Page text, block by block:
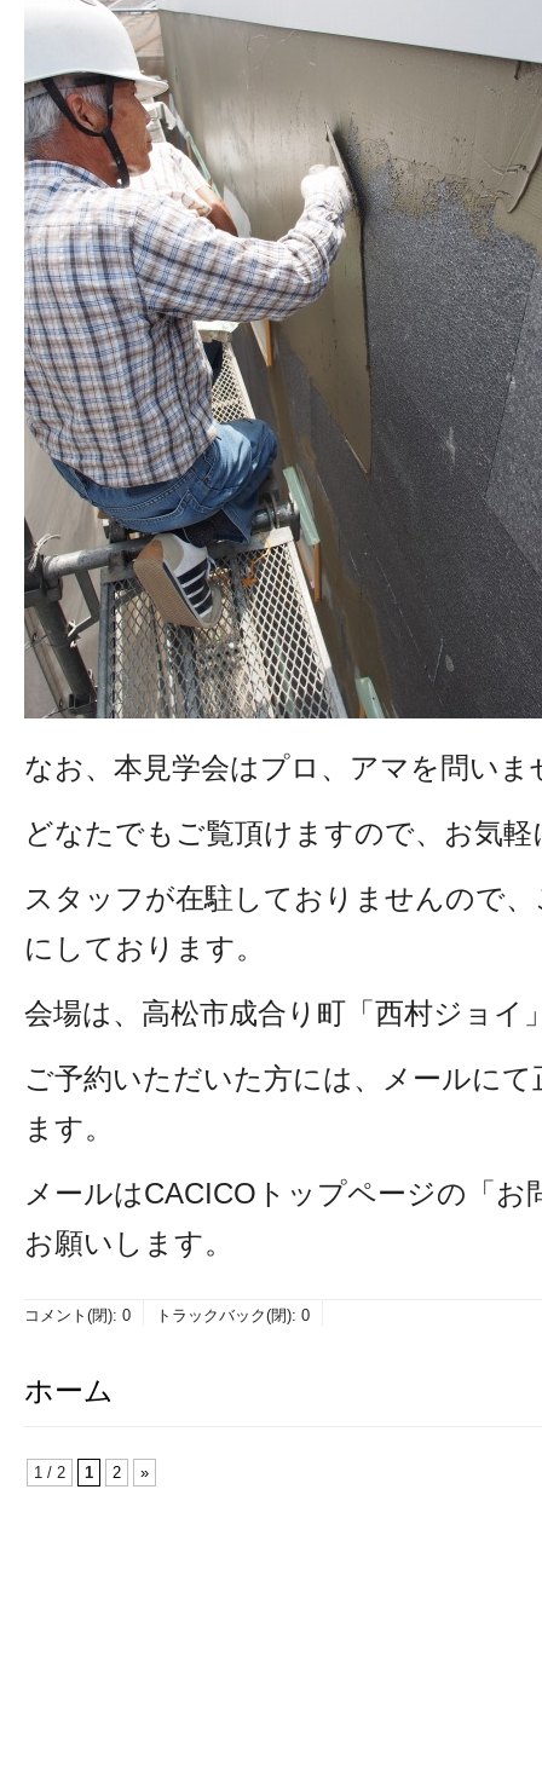
なお、本見学会はプロ、アマを問いま
どなたでもご覧頂けますので、お気
スタッフが在駐しておりませんので
にしております。
会場は、高松市成合り町「西村ジョイ
ご予約いただいた方には、メールに
ます。
メールはCACICOトップページの「
お願いします。
コメント(閉): 0 トラックバック(閉): 0
ホーム
1 / 2 1 2 »